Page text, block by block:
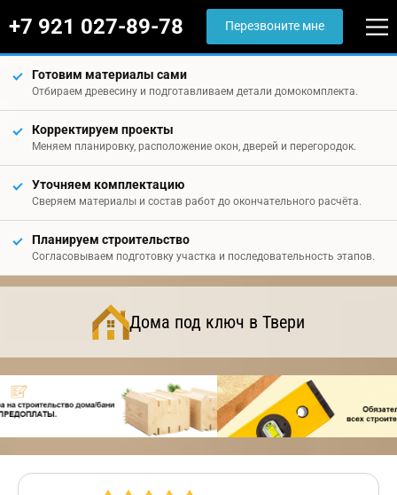
+7 921 027-89-78 Перезвоните мне
Готовим материалы сами
Отбираем древесину и подготавливаем детали домокомплекта.
Корректируем проекты
Меняем планировку, расположение окон, дверей и перегородок.
Уточняем комплектацию
Сверяем материалы и состав работ до окончательного расчёта.
Планируем строительство
Согласовываем подготовку участка и последовательность этапов.
Дома под ключ в Твери